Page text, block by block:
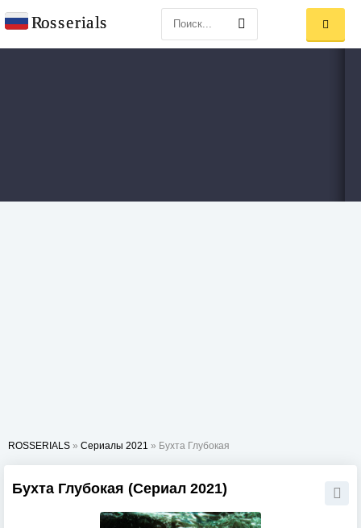
ROSSERIALS » Сериалы 2021 » Бухта Глубокая
Бухта Глубокая (Сериал 2021)